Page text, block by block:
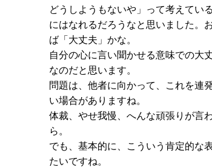
どうしようもないや」って考えてい
にはなれるだろうなと思いました。
ば「大丈夫」かな。
自分の心に言い聞かせる意味での大
なのだと思います。
問題は、他者に向かって、これを連
い場合がありますね。
体裁、やせ我慢、へんな頑張りが言
ら。
でも、基本的に、こういう肯定的な
たいですね。